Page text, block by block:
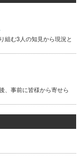
組む3人の知見から現況と
、事前に皆様から寄せら